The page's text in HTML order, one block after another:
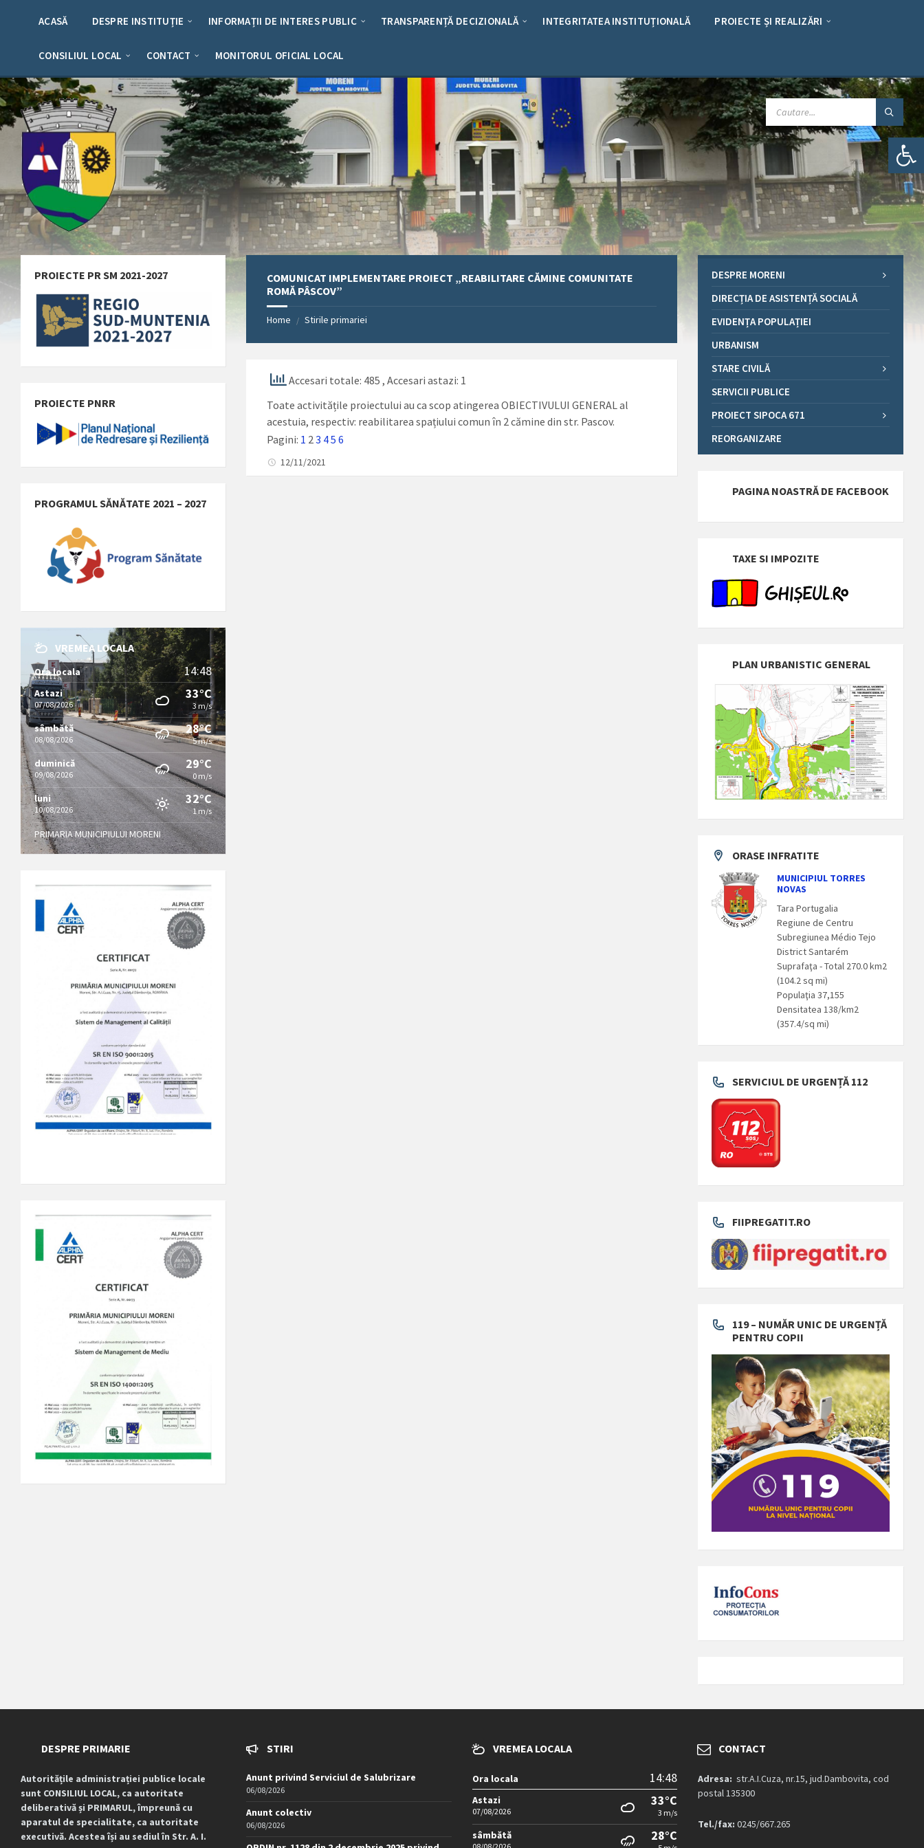
Deschide bara de unelte
ACASĂ DESPRE INSTITUȚIE INFORMAȚII DE INTERES PUBLIC TRANSPARENȚĂ DECIZIONALĂ INTEGRITATEA INSTITUȚIONALĂ PROIECTE ȘI REALIZĂRI
CONSILIUL LOCAL CONTACT MONITORUL OFICIAL LOCAL
CAUTARE:
COMUNICAT IMPLEMENTARE PROIECT „REABILITARE CĂMINE COMUNITATE
ROMĂ PÂSCOV”
Home / Stirile primariei
Accesari totale: 485, Accesari astazi: 1
Toate activitățile proiectului au ca scop atingerea OBIECTIVULUI GENERAL al
acestuia, respectiv: reabilitarea spațiului comun în 2 cămine din str. Pascov.
Pagini: 1 2 3 45 6
12/11/2021
PROIECTE PR SM 2021-2027
PROIECTE PNRR
PROGRAMUL SĂNĂTATE 2021 – 2027
VREMEA LOCALA
Ora locala 14:48
Astazi
07/08/2026
33°C
3 m/s
sâmbătă
08/08/2026
28°C
5 m/s
duminică
09/08/2026
29°C
0 m/s
luni
10/08/2026
32°C
1 m/s
PRIMARIA MUNICIPIULUI MORENI
DESPRE MORENI
DIRECȚIA DE ASISTENȚĂ SOCIALĂ
EVIDENȚA POPULAȚIEI
URBANISM
STARE CIVILĂ
SERVICII PUBLICE
PROIECT SIPOCA 671
REORGANIZARE
PAGINA NOASTRĂ DE FACEBOOK
TAXE SI IMPOZITE
PLAN URBANISTIC GENERAL
ORASE INFRATITE
MUNICIPIUL TORRES
NOVAS
Tara Portugalia
Regiune de Centru
Subregiunea Médio Tejo
District Santarém
Suprafaţa - Total 270.0 km2
(104.2 sq mi)
Populaţia 37,155
Densitatea 138/km2
(357.4/sq mi)
SERVICIUL DE URGENȚĂ 112
FIIPREGATIT.RO
119 – NUMĂR UNIC DE URGENȚĂ
PENTRU COPII
DESPRE PRIMARIE
Autoritățile administrației publice locale
sunt CONSILIUL LOCAL, ca autoritate
deliberativă și PRIMARUL, împreună cu
aparatul de specialitate, ca autoritate
executivă. Acestea își au sediul în Str. A. I.
STIRI
Anunt privind Serviciul de Salubrizare
06/08/2026
Anunt colectiv
06/08/2026
VREMEA LOCALA
Ora locala 14:48
Astazi
07/08/2026
33°C
3 m/s
sâmbătă 28°C
CONTACT
Adresa: str.A.I.Cuza, nr.15, jud.Dambovita, cod
postal 135300
Tel./fax: 0245/667.265